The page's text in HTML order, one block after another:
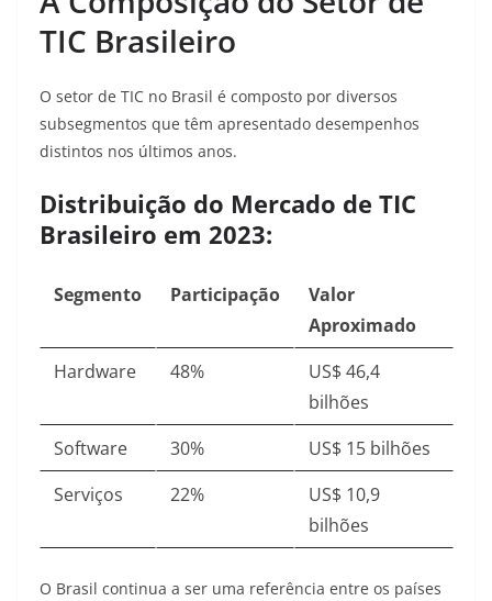
TIC Brasileiro
O setor de TIC no Brasil é composto por diversos
subsegmentos que têm apresentado desempenhos
distintos nos últimos anos.
Distribuição do Mercado de TIC
Brasileiro em 2023:
Segmento Participação
Valor
Aproximado
Hardware
48%
US$ 46,4
bilhões
Software
30%
US$ 15 bilhões
Serviços
22%
US$ 10,9
bilhões
O Brasil continua a ser uma referência entre os países